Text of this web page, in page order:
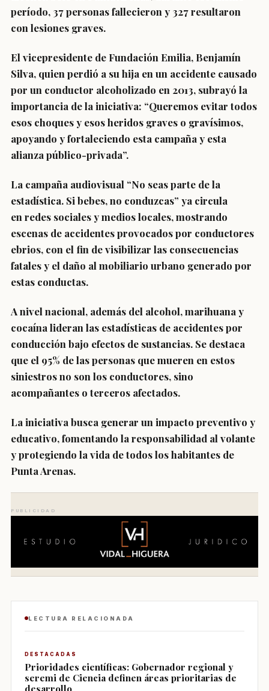
período, 37 personas fallecieron y 327 resultaron
con lesiones graves.
El vicepresidente de Fundación Emilia, Benjamín
Silva, quien perdió a su hija en un accidente causado
por un conductor alcoholizado en 2013, subrayó la
importancia de la iniciativa: “Queremos evitar todos
esos choques y esos heridos graves o gravísimos,
apoyando y fortaleciendo esta campaña y esta
alianza público-privada”.
La campaña audiovisual “No seas parte de la
estadística. Si bebes, no conduzcas” ya circula
en redes sociales y medios locales, mostrando
escenas de accidentes provocados por conductores
ebrios, con el fin de visibilizar las consecuencias
fatales y el daño al mobiliario urbano generado por
estas conductas.
A nivel nacional, además del alcohol,marihuana y
cocaína lideran las estadísticas de accidentes por
conducción bajo efectos de sustancias. Se destaca
que el 95% de las personas que mueren en estos
siniestros no son los conductores, sino
acompañantes o terceros afectados.
La iniciativa busca generar un impacto preventivo y
educativo, fomentando la responsabilidad al volante
y protegiendo la vida de todos los habitantes de
Punta Arenas.
PUBLICIDAD
LECTURA RELACIONADA
DESTACADAS
Prioridades científicas: Gobernador regional y
seremi de Ciencia definen áreas prioritarias de
desarrollo